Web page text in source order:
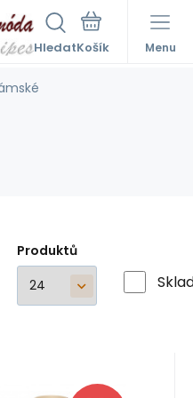
Hledat Menu
Produktů